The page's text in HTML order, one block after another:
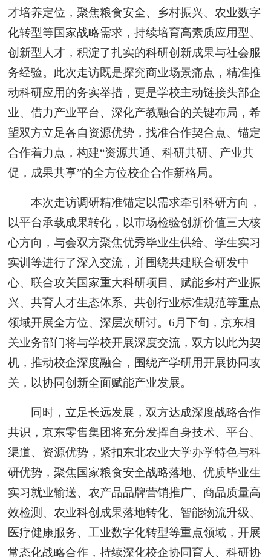
才培养定位，聚焦粮食安全、乡村振兴、农业数字
化转型等国家战略需求，持续培育高素质应用型、
创新型人才，积淀了扎实的科研创新成果与社会服
务经验。此次走访既是探究商业场景痛点，精准推
动科研应用的务实举措，更是学校主动链接头部企
业、借力产业平台、深化产教融合的关键布局，希
望双方立足各自资源优势，找准合作契合点、锚定
合作着力点，构建“资源共通、科研共研、产业共
促，成果共享”的全方位校企合作新格局。
本次走访调研精准锚定以需求牵引科研方向，
以平台承载成果转化，以市场检验创新价值三大核
心方向，与会双方聚焦优秀毕业生供给、学生实习
实训等进行了深入交流，并围绕共建联合研发中
心、联合攻关国家重大科研项目、赋能乡村产业振
兴、共育人才生态体系、共创行业标准规范等重点
领域开展全方位、深层次研讨。6月下旬，京东相
关业务部门将与学校开展深度交流，双方以此为契
机，推动校企深度融合，围绕产学研用开展协同攻
关，以协同创新全面赋能产业发展。
同时，立足长远发展，双方达成深度战略合作
共识，京东零售集团将充分发挥自身技术、平台、
渠道、资源优势，紧扣东北农业大学办学特色与科
研优势，聚焦国家粮食安全战略落地、优质毕业生
实习就业输送、农产品品牌营销推广、商品质量高
效检测、农业科创成果落地转化、智能物流升级、
医疗健康服务、工业数字化转型等重点领域，开展
常态化战略合作，持续深化校企协同育人、科研协